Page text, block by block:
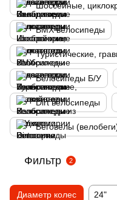
Шоссейные,
BMX велосипеды
Туристические,
Велосипеды Б/У
Dirt велосипеды
Беговелы
Фильтр 2
Диаметр колес 24"